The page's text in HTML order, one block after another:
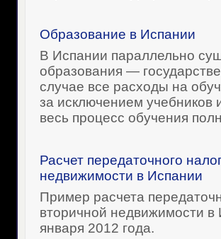
Образование в Испании
В Испании параллельно
образования —
случае все расходы на
за исключением
весь процесс обучения
Расчет передаточного
недвижимости в Испании
Пример расчета
вторичной недвижимости
января 2012 года.